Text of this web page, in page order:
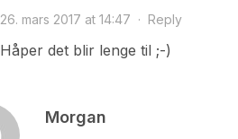
26. mars 2017 at 14:47 · Reply
Håper det blir lenge til ;-)
Morgan